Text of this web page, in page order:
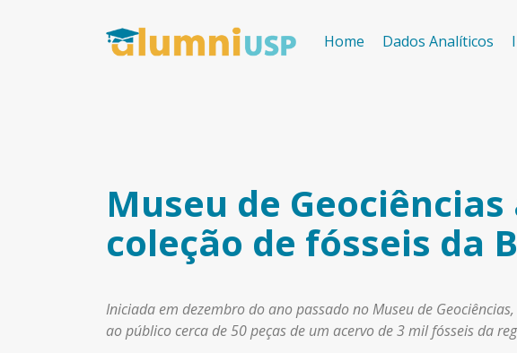
Home Dados Analíticos
Museu de
coleção de fósseis da
Iniciada em dezembro do ano passado no Museu de
ao público cerca de 50 peças de um acervo de 3 mil fósseis da